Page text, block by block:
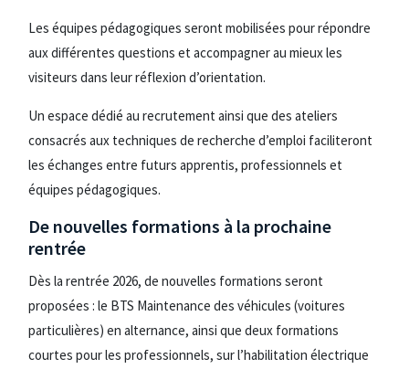
Les équipes pédagogiques seront mobilisées pour répondre
aux différentes questions et accompagner au mieux les
visiteurs dans leur réflexion d’orientation.
Un espace dédié au recrutement ainsi que des ateliers
consacrés aux techniques de recherche d’emploi faciliteront
les échanges entre futurs apprentis, professionnels et
équipes pédagogiques.
De nouvelles formations à la prochaine
rentrée
Dès la rentrée 2026, de nouvelles formations seront
proposées : le BTS Maintenance des véhicules (voitures
particulières) en alternance, ainsi que deux formations
courtes pour les professionnels, sur l’habilitation électrique